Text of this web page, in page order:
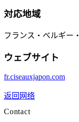
対応地域
フランス・ベルギー
ウェブサイト
fr.ciseauxjapon.com
返回网络
Contact